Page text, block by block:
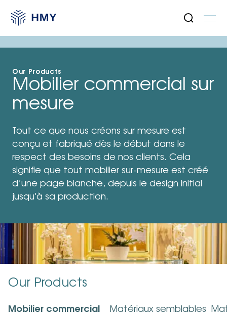
Notre Offre
Nos produits
Mobilier Systèmes
Solutions d’encaissement
Communication Visuelle
Retail Tech
Éclairage
pour le retail
Click & Collect
Our Products
Mobilier commercial sur
mesure
Tout ce que nous créons sur mesure est
conçu et fabriqué dès le début dans le
respect des besoins de nos clients. Cela
signifie que tout mobilier sur-mesure est créé
d’une page blanche, depuis le design initial
jusqu'à sa production.
Our Products
Mobilier commercial
Matériaux semblables